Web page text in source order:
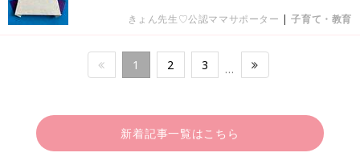
きょん先生♡公認ママサポーター |子育て・教育
1 2 3 …
新着記事一覧はこちら